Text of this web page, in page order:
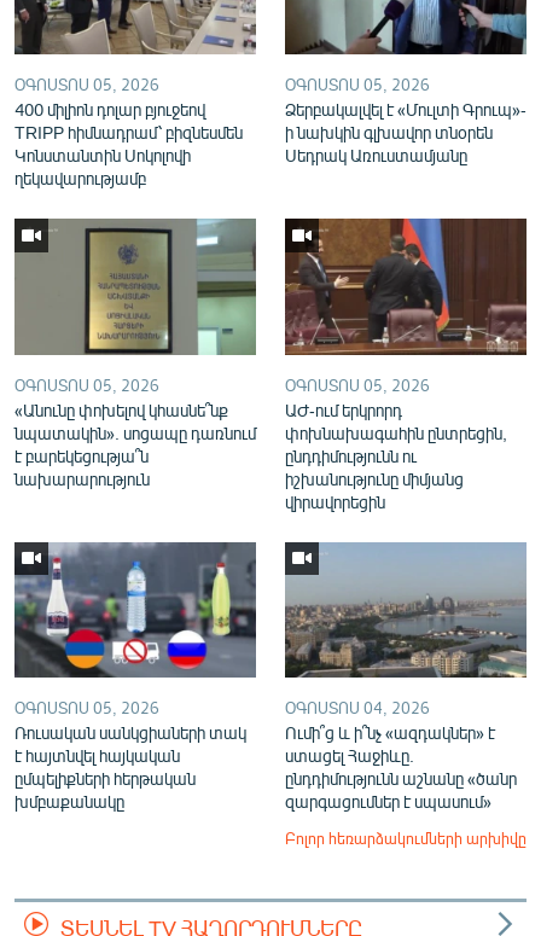
«Ազատության» բոլոր կայքերը
ՕԳՈՍՏՈՍ 05, 2026
400 միլիոն դոլար բյուջեով
TRIPP հիմնադրամ՝ բիզնեսմեն
Կոնստանտին Սոկոլովի
ղեկավարությամբ
ՕԳՈՍՏՈՍ 05, 2026
Ձերբակալվել է «Մուլտի Գրուպ»-
ի նախկին գլխավոր տնօրեն
Սեդրակ Առուստամյանը
ՕԳՈՍՏՈՍ 05, 2026
«Անունը փոխելով կհասնե՞նք
նպատակին». սոցապը դառնում
է բարեկեցությա՞ն
նախարարություն
ՕԳՈՍՏՈՍ 05, 2026
ԱԺ-ում երկրորդ
փոխնախագահին ընտրեցին,
ընդդիմությունն ու
իշխանությունը միմյանց
վիրավորեցին
ՕԳՈՍՏՈՍ 05, 2026
Ռուսական սանկցիաների տակ
է հայտնվել հայկական
ըմպելիքների հերթական
խմբաքանակը
ՕԳՈՍՏՈՍ 04, 2026
Ումի՞ց և ի՞նչ «ազդակներ» է
ստացել Հաջիևը.
ընդդիմությունն աշնանը «ծանր
զարգացումներ է սպասում»
Բոլոր հեռարձակումների արխիվը
ՏԵՍՆԵԼ TV ՀԱՂՈՐԴՈՒՄՆԵՐԸ